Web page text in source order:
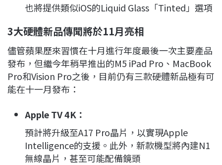
也將提供類似iOS的Liquid Glass「Tinted」選項
3大硬體新品傳聞將於11月亮相
儘管蘋果歷來習慣在十月進行年度最後一次主要產品
發布，但繼今年稍早推出的M5 iPad Pro、MacBook
Pro和Vision Pro之後，目前仍有三款硬體新品極有可
能在十一月發布：
Apple TV 4K：
預計將升級至A17 Pro晶片，以實現Apple
Intelligence的支援。此外，新款機型將內建N1
無線晶片，甚至可能配備鏡頭